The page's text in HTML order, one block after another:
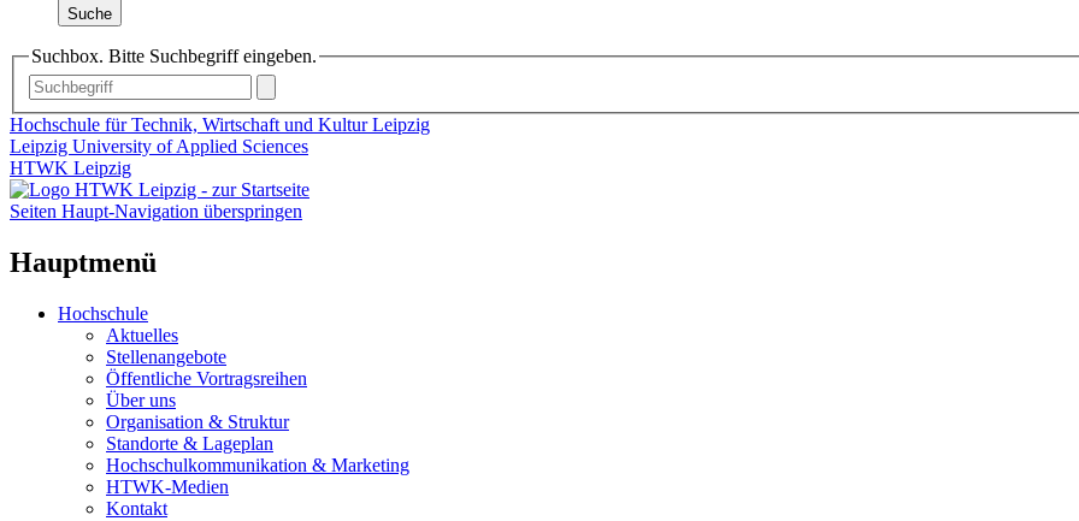
Suche
Suchbox. Bitte Suchbegriff eingeben.
Hochschule für Technik, Wirtschaft und Kultur Leipzig
Leipzig University of Applied Sciences
HTWK Leipzig
Seiten Haupt-Navigation überspringen
Hauptmenü
Hochschule
Aktuelles
Stellenangebote
Öffentliche Vortragsreihen
Über uns
Organisation & Struktur
Standorte & Lageplan
Hochschulkommunikation & Marketing
HTWK-Medien
Kontakt